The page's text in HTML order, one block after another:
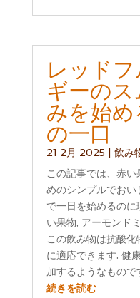
レッド
ギーの
みを始
の一口
21 2月 2025 | 飲み
この記事では、赤
めのシンプルでおい
で一日を始めるの
い果物, アーモンド
この飲み物は抗酸
に適応できます. 健
加するようなもの
続きを読む